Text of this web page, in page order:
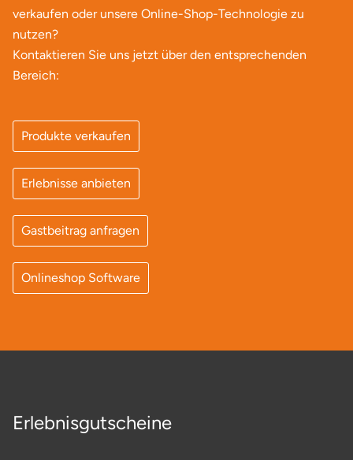
verkaufen oder unsere Online-Shop-Technologie zu
nutzen?
Kontaktieren Sie uns jetzt über den entsprechenden
Bereich:
Produkte verkaufen
Erlebnisse anbieten
Gastbeitrag anfragen
Onlineshop Software
Erlebnisgutscheine
Moers
Märkisch-Oderland
Mönchengladbach
Münster
Neckarsulm